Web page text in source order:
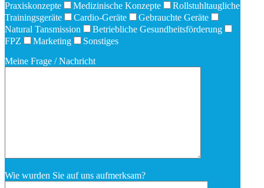
Praxiskonzepte
Medizinische Konzepte
Rollstuhltaugliche
Trainingsgeräte
Cardio-Geräte
Gebrauchte Geräte
Natural Tansmission
Betriebliche Gesundheitsförderung
FPZ
Marketing
Sonstiges
Meine Frage / Nachricht
Wie wurden Sie auf uns aufmerksam?